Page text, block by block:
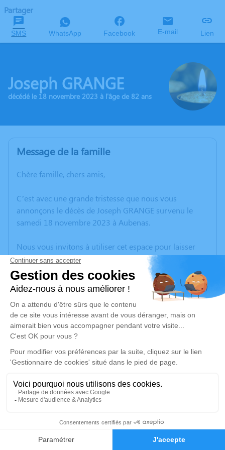
Faire-part Hommages
Partager
SMS WhatsApp Facebook E-mail Lien
Joseph GRANGE
décédé le 18 novembre 2023 à l'âge de 82 ans
Message de la famille
Chère famille, chers amis,
C’est avec une grande tristesse que nous vous
annonçons le décès de Joseph GRANGE survenu le
samedi 18 novembre 2023 à Aubenas.
Nous vous invitons à utiliser cet espace pour laisser
vos condoléances, partager des photos souvenirs, une
anecdote ou exprimer vos pensées à travers des
poèmes ou des textes. Cet endroit est un lieu
d'expression dédié à honorer la mémoire de Joseph
GRANGE.
Un service de plantation d’arbre hommage est
disponible ici.
Je rends hommage
Cérémonie religieuse
Église de Saint Alban de Saint-Alban-Auriolles
07120 Saint-Alban-Auriolles